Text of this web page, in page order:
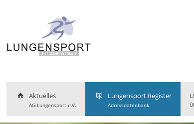
Aktuelles
AG Lungensport e.V.
Lungensport Register
Adressdatenbank